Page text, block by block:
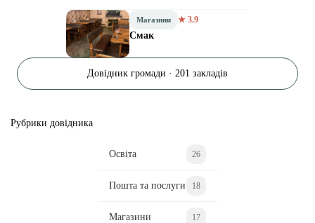
Магазини ★ 3.9
Смак
Довідник громади · 201 закладів
Рубрики довідника
Освіта 26
Пошта та послуги 18
Магазини 17